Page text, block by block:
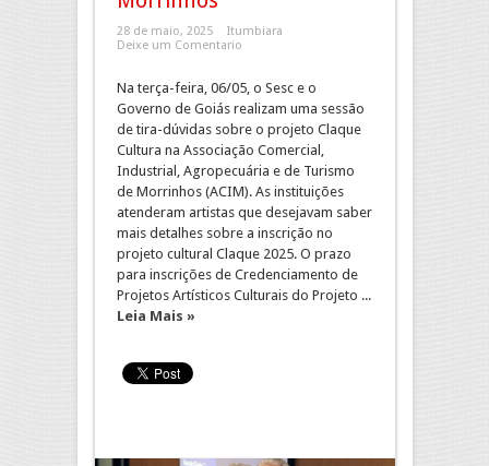
28 de maio, 2025
Itumbiara
Deixe um Comentario
Na terça-feira, 06/05, o Sesc e o
Governo de Goiás realizam uma sessão
de tira-dúvidas sobre o projeto Claque
Cultura na Associação Comercial,
Industrial, Agropecuária e de Turismo
de Morrinhos (ACIM). As instituições
atenderam artistas que desejavam saber
mais detalhes sobre a inscrição no
projeto cultural Claque 2025. O prazo
para inscrições de Credenciamento de
Projetos Artísticos Culturais do Projeto ...
Leia Mais »